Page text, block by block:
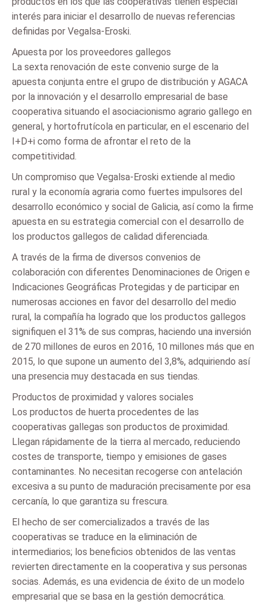
interés para iniciar el desarrollo de nuevas referencias
definidas por Vegalsa-Eroski.
Apuesta por los proveedores gallegos
La sexta renovación de este convenio surge de la
apuesta conjunta entre el grupo de distribución y AGACA
por la innovación y el desarrollo empresarial de base
cooperativa situando el asociacionismo agrario gallego en
general, y hortofrutícola en particular, en el escenario del
I+D+i como forma de afrontar el reto de la
competitividad.
Un compromiso que Vegalsa-Eroski extiende al medio
rural y la economía agraria como fuertes impulsores del
desarrollo económico y social de Galicia, así como la firme
apuesta en su estrategia comercial con el desarrollo de
los productos gallegos de calidad diferenciada.
A través de la firma de diversos convenios de
colaboración con diferentes Denominaciones de Origen e
Indicaciones Geográficas Protegidas y de participar en
numerosas acciones en favor del desarrollo del medio
rural, la compañía ha logrado que los productos gallegos
signifiquen el 31% de sus compras, haciendo una inversión
de 270 millones de euros en 2016, 10 millones más que en
2015, lo que supone un aumento del 3,8%, adquiriendo así
una presencia muy destacada en sus tiendas.
Productos de proximidad y valores sociales
Los productos de huerta procedentes de las
cooperativas gallegas son productos de proximidad.
Llegan rápidamente de la tierra al mercado, reduciendo
costes de transporte, tiempo y emisiones de gases
contaminantes. No necesitan recogerse con antelación
excesiva a su punto de maduración precisamente por esa
cercanía, lo que garantiza su frescura.
El hecho de ser comercializados a través de las
cooperativas se traduce en la eliminación de
intermediarios; los beneficios obtenidos de las ventas
revierten directamente en la cooperativa y sus personas
socias. Además, es una evidencia de éxito de un modelo
empresarial que se basa en la gestión democrática.